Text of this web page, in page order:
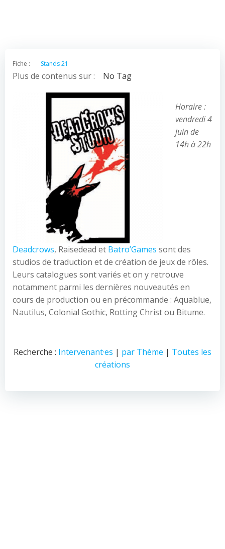
Fiche : Stands 21
Plus de contenus sur : No Tag
Horaire :
vendredi 4
juin de
14h à 22h
Deadcrows, Raisedead et Batro’Games sont des
studios de traduction et de création de jeux de rôles.
Leurs catalogues sont variés et on y retrouve
notamment parmi les dernières nouveautés en
cours de production ou en précommande : Aquablue,
Nautilus, Colonial Gothic, Rotting Christ ou Bitume.
Recherche : Intervenant·es | par Thème | Toutes les
créations